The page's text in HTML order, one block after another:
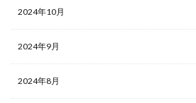
2024年10月
2024年9月
2024年8月